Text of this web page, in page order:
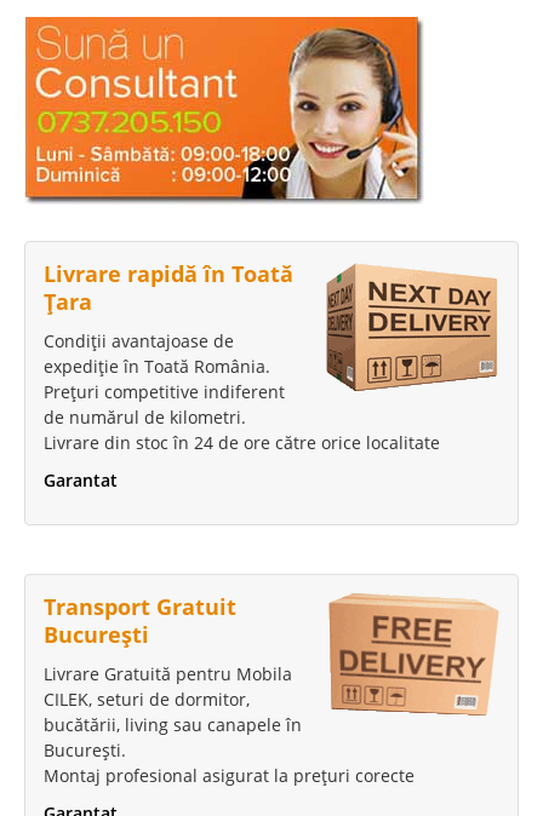
Livrare rapidă în Toată
Țara
Condiții avantajoase de
expediție în Toată România.
Prețuri competitive indiferent
de numărul de kilometri.
Livrare din stoc în 24 de ore către orice localitate
Garantat
Transport Gratuit
București
Livrare Gratuită pentru Mobila
CILEK, seturi de dormitor,
bucătării, living sau canapele în
București.
Montaj profesional asigurat la prețuri corecte